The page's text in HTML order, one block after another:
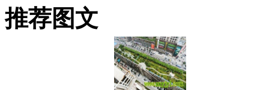
推荐图文